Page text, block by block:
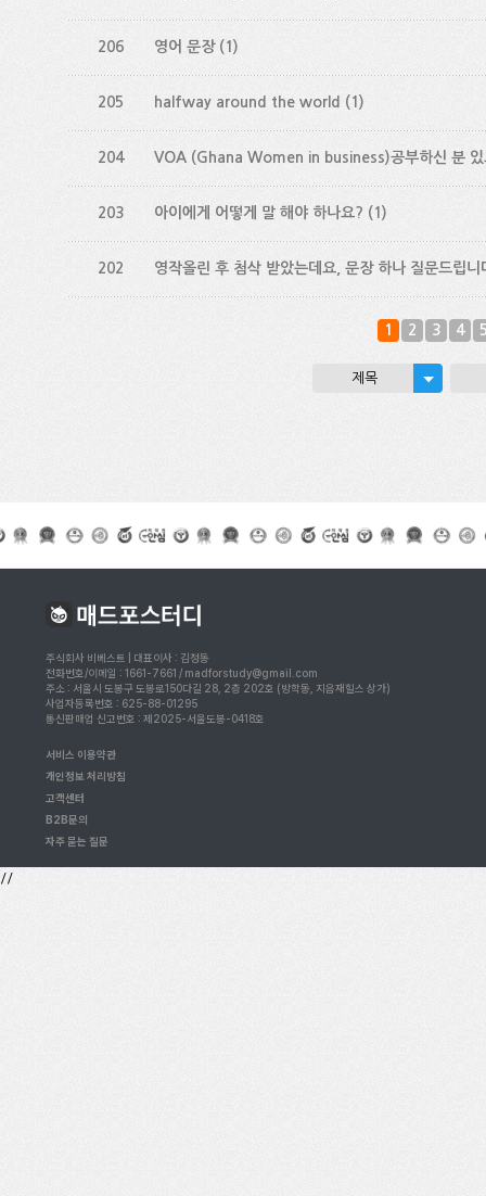
206 영어 문장 (1)
205 halfway around the world (1)
204 VOA (Ghana Women in business)공부하신 분 있
203 아이에게 어떻게 말 해야 하나요? (1)
202 영작올린 후 첨삭 받았는데요, 문장 하나 질문드립니
1 2 3 4
제목
주식회사 비베스트 | 대표이사 : 김정동
전화번호/이메일 : 1661-7661 / madforstudy@gmail.com
주소 : 서울시 도봉구 도봉로150다길 28, 2층 202호 (방학동, 지음재힐스 상가)
사업자등록번호 : 625-88-01295
통신판매업 신고번호 : 제2025-서울도봉-0418호
서비스 이용약관
개인정보 처리방침
고객센터
B2B문의
자주 묻는 질문
//